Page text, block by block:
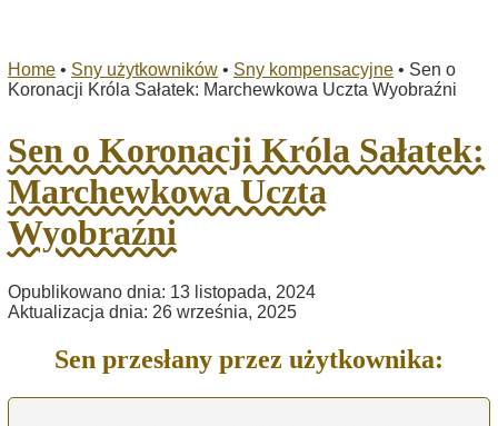
Home • Sny użytkowników • Sny kompensacyjne • Sen o
Koronacji Króla Sałatek: Marchewkowa Uczta Wyobraźni
Sen o Koronacji Króla Sałatek:
Marchewkowa Uczta
Wyobraźni
Opublikowano dnia: 13 listopada, 2024
Aktualizacja dnia: 26 września, 2025
Sen przesłany przez użytkownika: